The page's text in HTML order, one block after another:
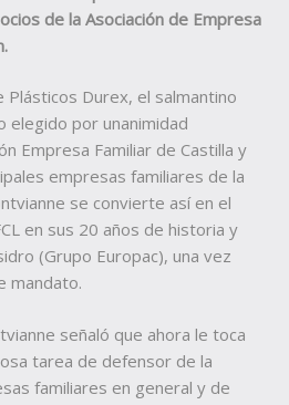
de la Asociación de Empresa
Durex, el salmantino
elegido por unanimidad
Empresa Familiar de Castilla y
empresas familiares de la
se convierte así en el
en sus 20 años de historia y
(Grupo Europac), una vez
mandato.
señaló que ahora le toca
tarea de defensor de la
familiares en general y de